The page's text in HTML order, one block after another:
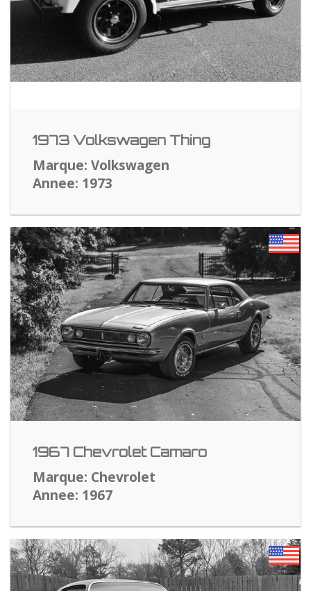
1973 Volkswagen Thing
Marque: Volkswagen
Annee: 1973
1967 Chevrolet Camaro
Marque: Chevrolet
Annee: 1967